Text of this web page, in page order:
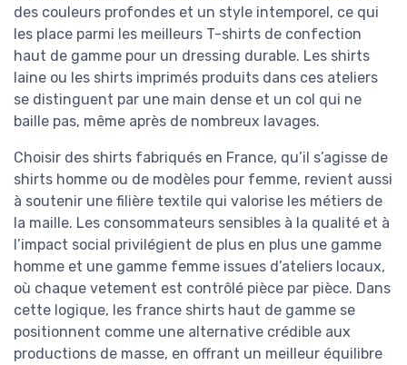
des couleurs profondes et un style intemporel, ce qui
les place parmi les meilleurs T-shirts de confection
haut de gamme pour un dressing durable. Les shirts
laine ou les shirts imprimés produits dans ces ateliers
se distinguent par une main dense et un col qui ne
baille pas, même après de nombreux lavages.
Choisir des shirts fabriqués en France, qu’il s’agisse de
shirts homme ou de modèles pour femme, revient aussi
à soutenir une filière textile qui valorise les métiers de
la maille. Les consommateurs sensibles à la qualité et à
l’impact social privilégient de plus en plus une gamme
homme et une gamme femme issues d’ateliers locaux,
où chaque vetement est contrôlé pièce par pièce. Dans
cette logique, les france shirts haut de gamme se
positionnent comme une alternative crédible aux
productions de masse, en offrant un meilleur équilibre